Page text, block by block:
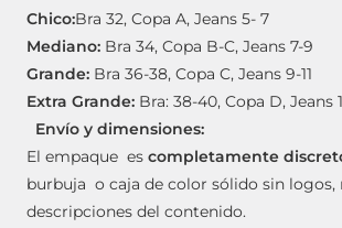
Chico:Bra 32, Copa A, Jeans 5- 7
Mediano: Bra 34, Copa B-C, Jeans 7-9
Grande: Bra 36-38, Copa C, Jeans 9-11
Extra Grande: Bra: 38-40, Copa D, Jeans
Envío y dimensiones:
El empaque es completamente
burbuja o caja de color sólido sin logos,
descripciones del contenido.